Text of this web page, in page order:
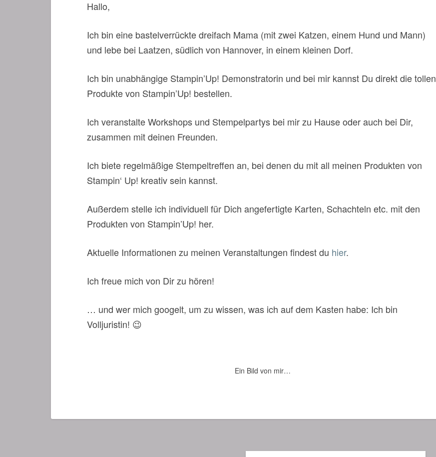
Hallo,
Ich bin eine bastelverrückte dreifach Mama (mit zwei Katzen, einem Hund und Mann)
und lebe bei Laatzen, südlich von Hannover, in einem kleinen Dorf.
Ich bin unabhängige Stampin’Up! Demonstratorin und bei mir kannst Du direkt die tollen
Produkte von Stampin’Up! bestellen.
Ich veranstalte Workshops und Stempelpartys bei mir zu Hause oder auch bei Dir,
zusammen mit deinen Freunden.
Ich biete regelmäßige Stempeltreffen an, bei denen du mit all meinen Produkten von
Stampin‘ Up! kreativ sein kannst.
Außerdem stelle ich individuell für Dich angefertigte Karten, Schachteln etc. mit den
Produkten von Stampin’Up! her.
Aktuelle Informationen zu meinen Veranstaltungen findest du hier.
Ich freue mich von Dir zu hören!
… und wer mich googelt, um zu wissen, was ich auf dem Kasten habe: Ich bin
Volljuristin! 😉
Ein Bild von mir…